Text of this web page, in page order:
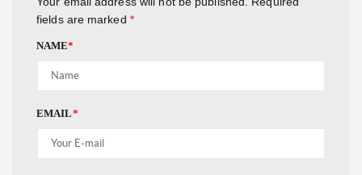
fields are marked *
NAME*
EMAIL*